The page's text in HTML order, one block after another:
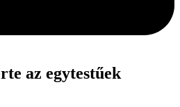
az egytestűek